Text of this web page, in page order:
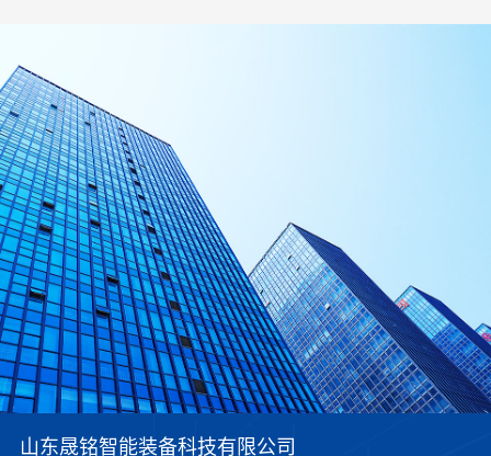
山东晟铭智能装备科技有限公司